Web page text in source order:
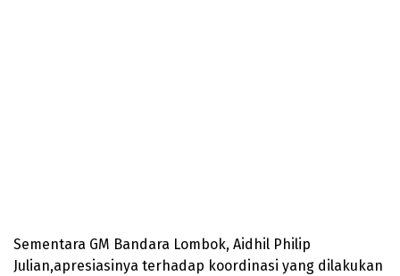
Sementara GM Bandara Lombok, Aidhil Philip
Julian,apresiasinya terhadap koordinasi yang dilakukan